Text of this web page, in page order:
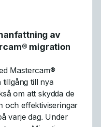
av
migration
Mastercam®
till nya
om att skydda de
och effektiviseringar
varje dag. Under